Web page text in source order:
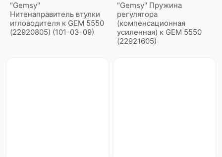
"Gemsy"
Нитенаправитель втулки
игловодителя к GEM 5550
(22920805) (101-03-09)
"Gemsy" Пружина
регулятора
(компенсационная
усиленная) к GEM 5550
(22921605)